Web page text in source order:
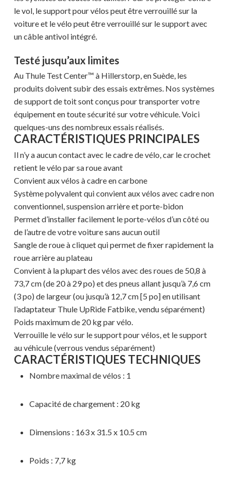
le vol, le support pour vélos peut être verrouillé sur la
voiture et le vélo peut être verrouillé sur le support avec
un câble antivol intégré.
Testé jusqu’aux limites
Au Thule Test Center™ à Hillerstorp, en Suède, les
produits doivent subir des essais extrêmes. Nos systèmes
de support de toit sont conçus pour transporter votre
équipement en toute sécurité sur votre véhicule. Voici
quelques-uns des nombreux essais réalisés.
CARACTÉRISTIQUES PRINCIPALES
Il n’y a aucun contact avec le cadre de vélo, car le crochet
retient le vélo par sa roue avant
Convient aux vélos à cadre en carbone
Système polyvalent qui convient aux vélos avec cadre non
conventionnel, suspension arrière et porte-bidon
Permet d’installer facilement le porte-vélos d’un côté ou
de l’autre de votre voiture sans aucun outil
Sangle de roue à cliquet qui permet de fixer rapidement la
roue arrière au plateau
Convient à la plupart des vélos avec des roues de 50,8 à
73,7 cm (de 20 à 29 po) et des pneus allant jusqu’à 7,6 cm
(3 po) de largeur (ou jusqu’à 12,7 cm [5 po] en utilisant
l’adaptateur Thule UpRide Fatbike, vendu séparément)
Poids maximum de 20 kg par vélo.
Verrouille le vélo sur le support pour vélos, et le support
au véhicule (verrous vendus séparément)
CARACTÉRISTIQUES TECHNIQUES
Nombre maximal de vélos : 1
Capacité de chargement : 20 kg
Dimensions : 163 x 31.5 x 10.5 cm
Poids : 7,7 kg